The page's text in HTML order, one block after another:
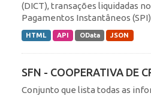
(DICT), transações liquidadas
Pagamentos Instantâneos
HTML API OData JSON
SFN - COOPERATIVA DE
Conjunto que lista todas as